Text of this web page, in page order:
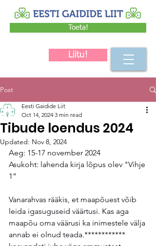
Toeta!
Liitu!
Post
Tibude loendus 2024
Eesti Gaidide Liit
Oct 14, 2024 3 min read
Updated: Nov 8, 2024
Aeg: 15-17 november 2024
Asukoht: lahenda kirja lõpus olev "Vihje
1”
Vanarahvas rääkis, et maapõuest võib
leida igasuguseid väärtusi. Kas aga
maapõu oma väärusi ka inimestele välja
annab ei olnud teada.************